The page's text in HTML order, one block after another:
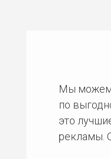
Мы можем
по
это
рекламы.